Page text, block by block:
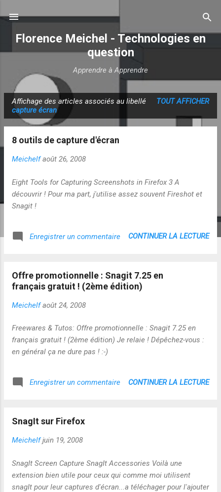
Florence Meichel - Technologies en
question
Apprendre à Apprendre
r
Affichage des articles associés au libellé
capture écran
TOUT AFFICHER
8 outils de capture d'écran
Meichelf août 26, 2008
Eight Tools for Capturing Screenshots in Firefox 3 A
découvrir ! Pour ma part, j'utilise assez souvent Fireshot et
Snagit !
Enregistrer un commentaire CONTINUER LA LECTURE
Offre promotionnelle : Snagit 7.25 en
français gratuit ! (2ème édition)
Meichelf août 24, 2008
Freewares & Tutos: Offre promotionnelle : Snagit 7.25 en
français gratuit ! (2ème édition) Je relaie ! Dépêchez-vous :
en général ça ne dure pas ! :-)
Enregistrer un commentaire CONTINUER LA LECTURE
SnagIt sur Firefox
Meichelf juin 19, 2008
SnagIt Screen Capture SnagIt Accessories Voilà une
extension bien utile pour ceux qui comme moi utilisent
snagIt pour leur captures d'écran...a téléchager pour l'ajouter